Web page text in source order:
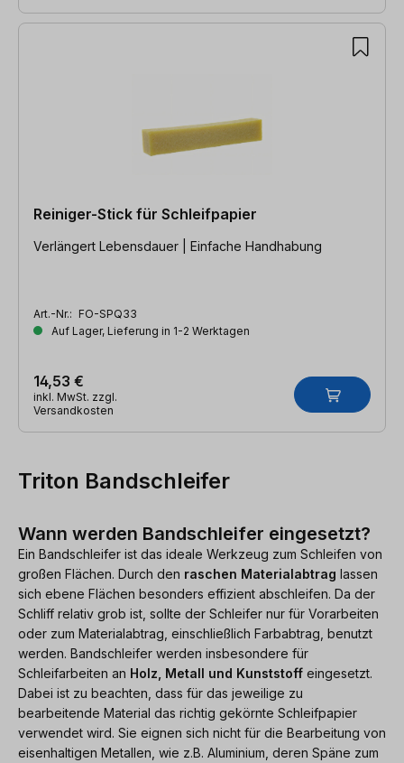
Reiniger-Stick für Schleifpapier
Verlängert Lebensdauer | Einfache Handhabung
Art.-Nr.: FO-SPQ33
Auf Lager, Lieferung in 1-2 Werktagen
14,53 €
inkl. MwSt. zzgl.
Versandkosten
Triton Bandschleifer
Wann werden Bandschleifer eingesetzt?
Ein Bandschleifer ist das ideale Werkzeug zum Schleifen von
großen Flächen. Durch den raschen Materialabtrag lassen
sich ebene Flächen besonders effizient abschleifen. Da der
Schliff relativ grob ist, sollte der Schleifer nur für Vorarbeiten
oder zum Materialabtrag, einschließlich Farbabtrag, benutzt
werden. Bandschleifer werden insbesondere für
Schleifarbeiten an Holz, Metall und Kunststoff eingesetzt.
Dabei ist zu beachten, dass für das jeweilige zu
bearbeitende Material das richtig gekörnte Schleifpapier
verwendet wird. Sie eignen sich nicht für die Bearbeitung von
eisenhaltigen Metallen, wie z.B. Aluminium, deren Späne zum